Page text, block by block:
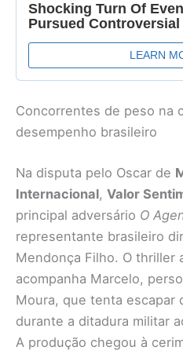
Concorrentes de peso na
desempenho brasileiro
Na disputa pelo Oscar de
Internacional, Valor
principal adversário O
representante brasileiro
Mendonça Filho. O thriller
acompanha Marcelo,
Moura, que tenta escapar
durante a ditadura militar
A produção chegou à